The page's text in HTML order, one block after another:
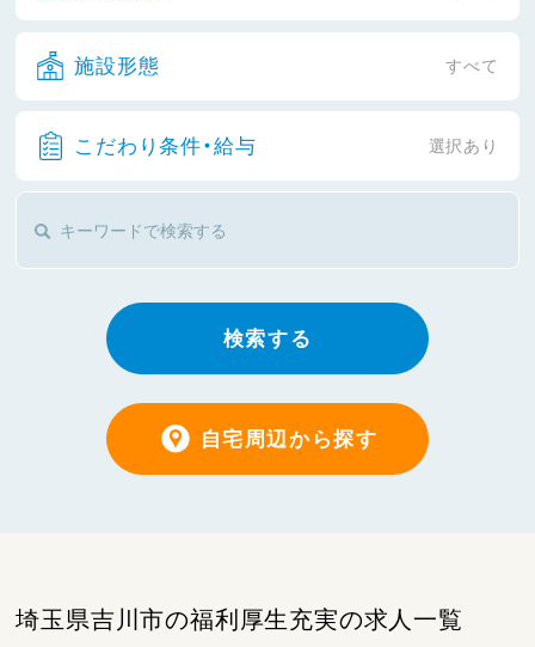
施設形態 すべて
こだわり条件・給与 選択あり
検索する
自宅周辺から探す
埼玉県吉川市の福利厚生充実の求人一覧